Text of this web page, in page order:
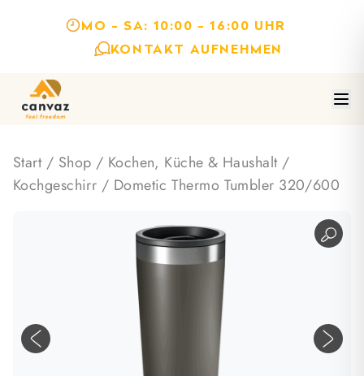
MO - SA: 10:00 - 16:00 UHR
KONTAKT AUFNEHMEN
Start/ Shop / Kochen, Küche & Haushalt/
Kochgeschirr / Dometic Thermo Tumbler 320/600